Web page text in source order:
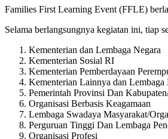
Families First Learning Event (FFLE)
Selama berlangsungnya kegiatan ini, tiap
Kementerian dan Lembaga Negara
Kementerian Sosial RI
Kementerian Pemberdayaan
Kementerian Lainnya dan
Pemerintah Provinsi Dan
Organisasi Berbasis Keagamaan
Lembaga Swadaya Masyarakat/
Perguruan Tinggi Dan Lembaga
Organisasi Profesi